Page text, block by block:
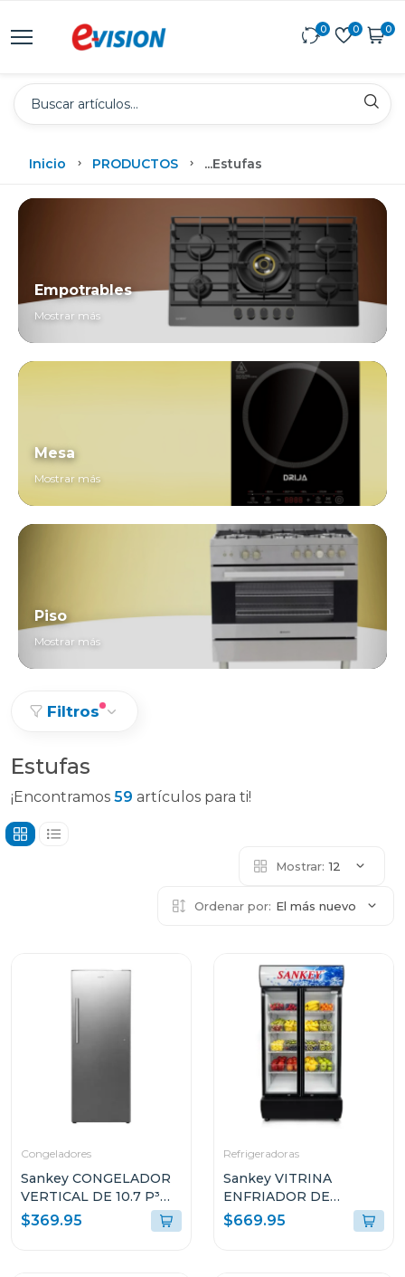
0 0 0
Inicio PRODUCTOS ...Estufas
Empotrables
Mostrar más
Mesa
Mostrar más
Piso
Mostrar más
Filtros
Estufas
¡Encontramos 59 artículos para ti!
Mostrar: 12
Ordenar por: El más nuevo
Congeladores
Sankey CONGELADOR
VERTICAL DE 10.7 P³
RFC1301
$369.95
Refrigeradoras
Sankey VITRINA
ENFRIADOR DE
20CUFT RFD20N
$669.95